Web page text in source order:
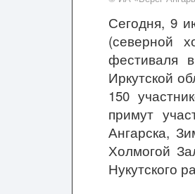
Сегодня, 9
(северной
фестиваля
Иркутской
150
примут
Ангарска,
Холмогой
Нукутского